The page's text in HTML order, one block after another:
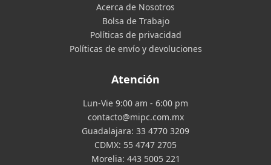
Acerca de Nosotros
Bolsa de Trabajo
Políticas de privacidad
Políticas de envío y devoluciones
Atención
Lun-Vie 9:00 am - 6:00 pm
contacto@mipc.com.mx
Guadalajara: 33 4770 3209
CDMX: 55 4747 2705
Morelia: 443 5005 221